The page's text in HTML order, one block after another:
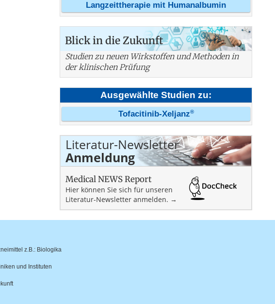
Langzeittherapie mit Humanalbumin
Blick in die Zukunft
Studien zu neuen Wirkstoffen und Methoden in
der klinischen Prüfung
Ausgewählte Studien zu:
Tofacitinib-Xeljanz®
Literatur-Newsletter
Anmeldung
Medical NEWS Report
Hier können Sie sich für unseren
Literatur-Newsletter anmelden. →
z.B.: Biologika
und Instituten